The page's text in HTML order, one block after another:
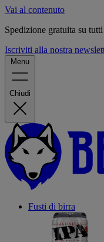
Vai al contenuto
Spedizione gratuita su
Iscriviti alla nostra
Menu
Chiudi
Fusti di birra